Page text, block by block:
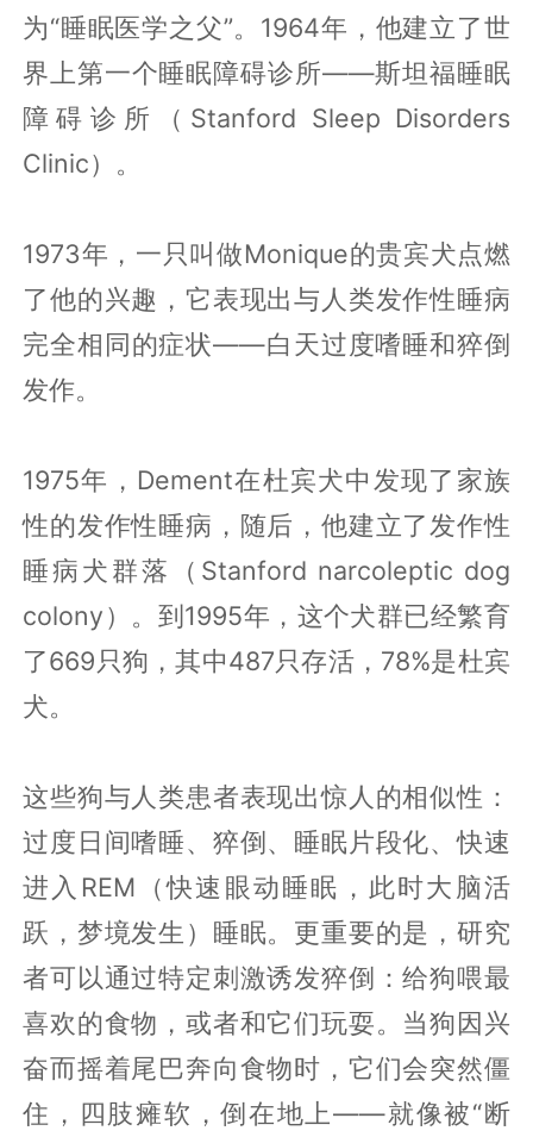
为“睡眠医学之父”。1964年，他建立了世
界上第一个睡眠障碍诊所——斯坦福睡眠
障碍诊所（Stanford Sleep Disorders
Clinic）。
1973年，一只叫做Monique的贵宾犬点燃
了他的兴趣，它表现出与人类发作性睡病
完全相同的症状——白天过度嗜睡和猝倒
发作。
1975年，Dement在杜宾犬中发现了家族
性的发作性睡病，随后，他建立了发作性
睡病犬群落（Stanford narcoleptic dog
colony）。到1995年，这个犬群已经繁育
了669只狗，其中487只存活，78%是杜宾
犬。
这些狗与人类患者表现出惊人的相似性：
过度日间嗜睡、猝倒、睡眠片段化、快速
进入REM（快速眼动睡眠，此时大脑活
跃，梦境发生）睡眠。更重要的是，研究
者可以通过特定刺激诱发猝倒：给狗喂最
喜欢的食物，或者和它们玩耍。当狗因兴
奋而摇着尾巴奔向食物时，它们会突然僵
住，四肢瘫软，倒在地上——就像被“断